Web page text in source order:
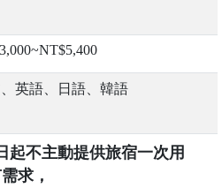
英語、日語、韓語
起不主動提供旅宿一次用
求，